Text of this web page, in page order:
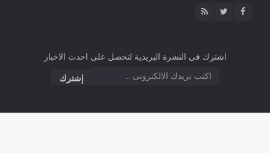
اشترك فى النشرة البريدية لتحصل على احدث الاخبار